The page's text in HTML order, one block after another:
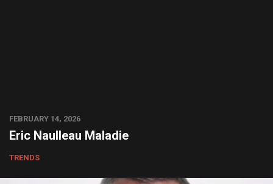
FEBRUARY 14, 2026
Eric Naulleau Maladie
TRENDS